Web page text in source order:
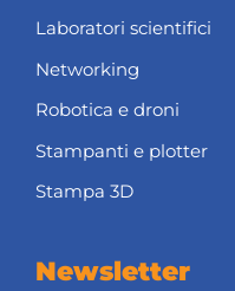
Laboratori scientifici
Networking
Robotica e droni
Stampanti e plotter
Stampa 3D
Newsletter